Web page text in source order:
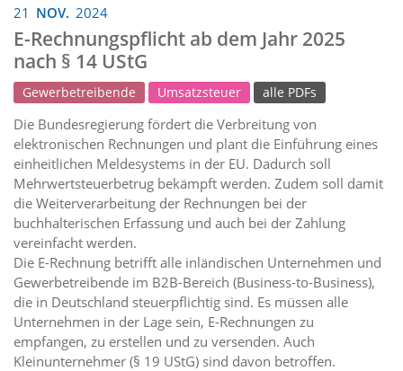
21 NOV. 2024
E-Rechnungspflicht ab dem Jahr 2025
nach § 14 UStG
Gewerbetreibende Umsatzsteuer alle PDFs
Die Bundesregierung fördert die Verbreitung von
elektronischen Rechnungen und plant die Einführung eines
einheitlichen Meldesystems in der EU. Dadurch soll
Mehrwertsteuerbetrug bekämpft werden. Zudem soll damit
die Weiterverarbeitung der Rechnungen bei der
buchhalterischen Erfassung und auch bei der Zahlung
vereinfacht werden.
Die E-Rechnung betrifft alle inländischen Unternehmen und
Gewerbetreibende im B2B-Bereich (Business-to-Business),
die in Deutschland steuerpflichtig sind. Es müssen alle
Unternehmen in der Lage sein, E-Rechnungen zu
empfangen, zu erstellen und zu versenden. Auch
Kleinunternehmer (§ 19 UStG) sind davon betroffen.